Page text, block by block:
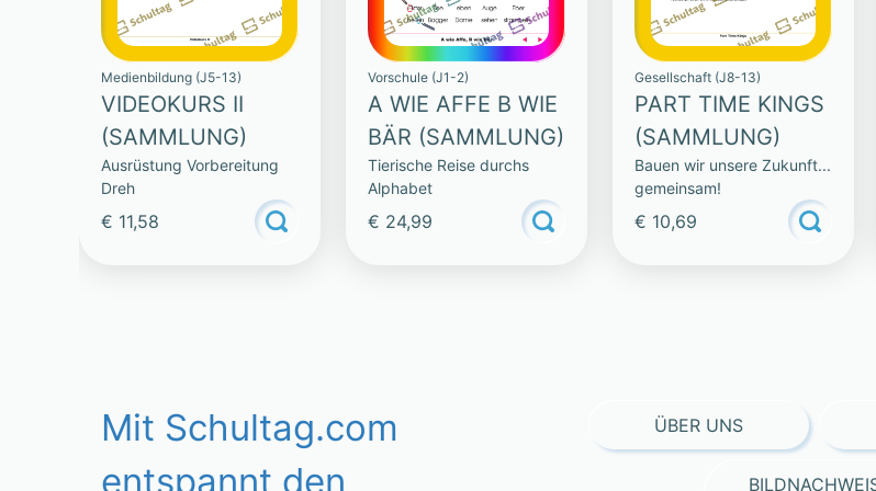
Medienbildung (J5-13)
VIDEOKURS II
(SAMMLUNG)
Ausrüstung Vorbereitung
Dreh
€ 11,58
Vorschule (J1-2)
A WIE AFFE B WIE
BÄR (SAMMLUNG)
Tierische Reise durchs
Alphabet
€ 24,99
Gesellschaft (J8-13)
PART TIME KINGS
(SAMMLUNG)
Bauen wir unsere Zukunft...
gemeinsam!
€ 10,69
Mit Schultag.com
entspannt den
ÜBER UNS